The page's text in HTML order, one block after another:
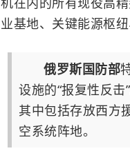
业基地、关键能源枢
俄罗斯国防部
设施的“报复性反击”
其中包括存放西方
空系统阵地。